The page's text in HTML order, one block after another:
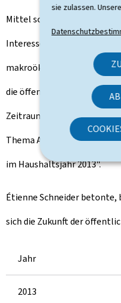
sie zulassen. Unsere
Mittel sorgfältig zu
Interesse der Transparenz
makroökonomische
die öffentlichen Finanzen
Zeitraum 2013-2016 sowie
Thema Ausführung des
im Haushaltsjahr 2013".
Étienne Schneider
sich die Zukunft der
Jahr
2013